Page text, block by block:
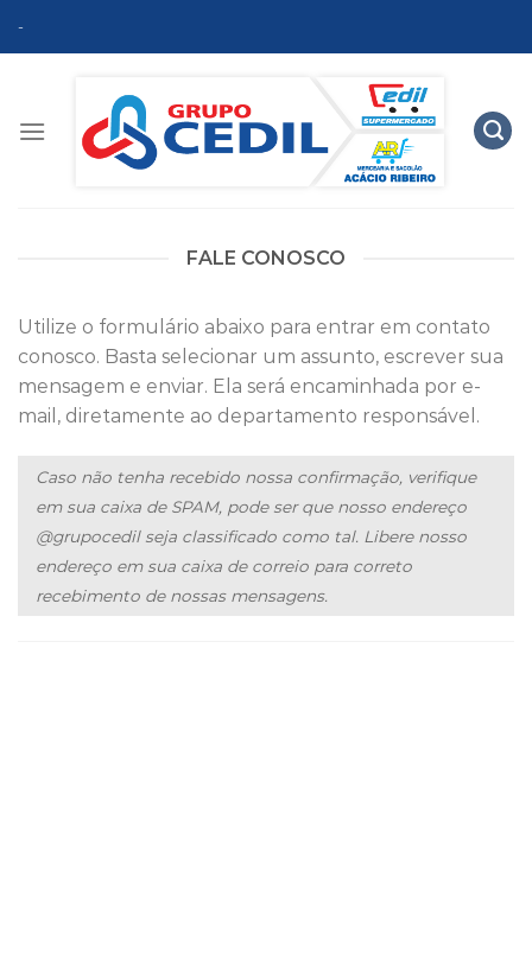
-
FALE CONOSCO
Utilize o formulário abaixo para entrar em contato
conosco. Basta selecionar um assunto, escrever sua
mensagem e enviar. Ela será encaminhada por e-
mail, diretamente ao departamento responsável.
Caso não tenha recebido nossa confirmação, verifique
em sua caixa de SPAM, pode ser que nosso endereço
@grupocedil seja classificado como tal. Libere nosso
endereço em sua caixa de correio para correto
recebimento de nossas mensagens.